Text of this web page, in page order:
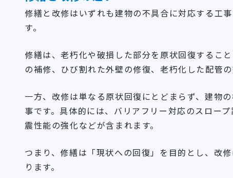
修繕と改修はいずれも建物の不具合に対応する工
す。
修繕は、老朽化や破損した部分を原状回復するこ
の補修、ひび割れた外壁の修復、老朽化した配管の
一方、改修は単なる原状回復にとどまらず、建物
事です。具体的には、バリアフリー対応のスロー
震性能の強化などが含まれます。
つまり、修繕は「現状への回復」を目的とし、改
ります。